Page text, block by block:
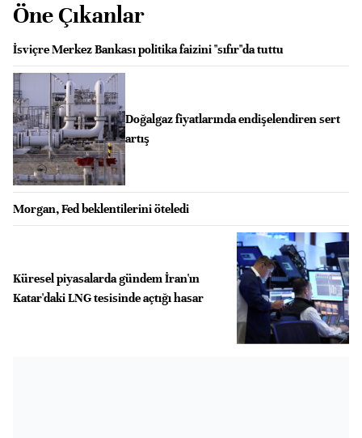
Öne Çıkanlar
İsviçre Merkez Bankası politika faizini "sıfır"da tuttu
Doğalgaz fiyatlarında endişelendiren sert
artış
Morgan, Fed beklentilerini öteledi
Küresel piyasalarda gündem İran'ın
Katar'daki LNG tesisinde açtığı hasar